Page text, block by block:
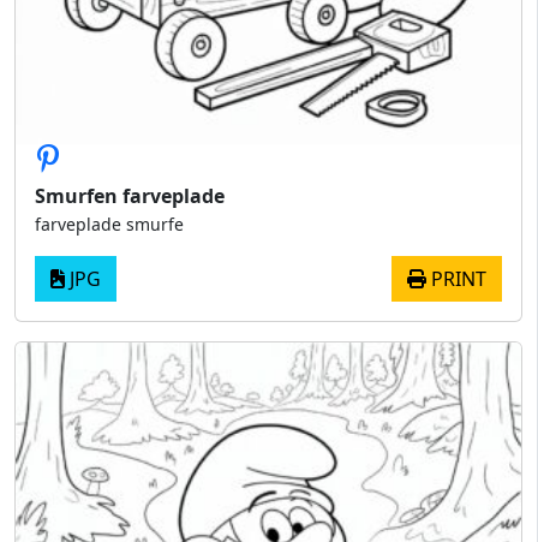
Smurfen farveplade
farveplade smurfe
JPG PRINT